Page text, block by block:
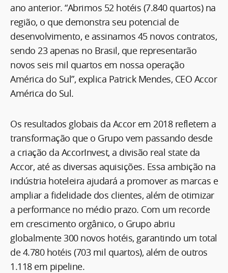
ano anterior. “Abrimos 52 hotéis (7.840 quartos) na
região, o que demonstra seu potencial de
desenvolvimento, e assinamos 45 novos contratos,
sendo 23 apenas no Brasil, que representarão
novos seis mil quartos em nossa operação
América do Sul”, explica Patrick Mendes, CEO Accor
América do Sul.
Os resultados globais da Accor em 2018 refletem a
transformação que o Grupo vem passando desde
a criação da AccorInvest, a divisão real state da
Accor, até as diversas aquisições. Essa ambição na
indústria hoteleira ajudará a promover as marcas e
ampliar a fidelidade dos clientes, além de otimizar
a performance no médio prazo. Com um recorde
em crescimento orgânico, o Grupo abriu
globalmente 300 novos hotéis, garantindo um total
de 4.780 hotéis (703 mil quartos), além de outros
1.118 em pipeline.